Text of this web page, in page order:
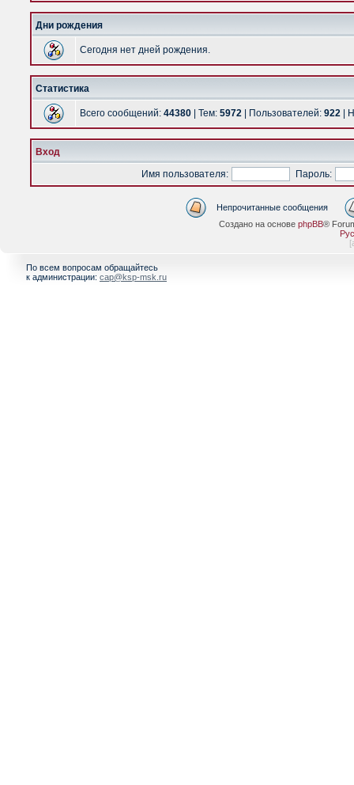
Дни рождения
Сегодня нет дней рождения.
Статистика
Всего сообщений: 44380 | Тем: 5972 | Пользователей: 922 |
Вход
Имя пользователя:
Пароль:
Непрочитанные сообщения
Создано на основе phpBB®
[
По всем вопросам обращайтесь
к администрации: cap@ksp-msk.ru